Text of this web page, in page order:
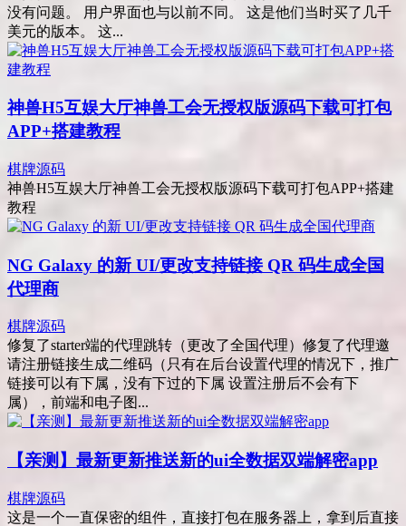
没有问题。 用户界面也与以前不同。 这是他们当时买了几千
美元的版本。 这...
神兽H5互娱大厅神兽工会无授权版源码下载可打包
APP+搭建教程
棋牌源码
神兽H5互娱大厅神兽工会无授权版源码下载可打包APP+搭建
教程
NG Galaxy 的新 UI/更改支持链接 QR 码生成全国
代理商
棋牌源码
修复了starter端的代理跳转（更改了全国代理）修复了代理邀
请注册链接生成二维码（只有在后台设置代理的情况下，推广
链接可以有下属，没有下过的下属 设置注册后不会有下
属），前端和电子图...
【亲测】最新更新推送新的ui全数据双端解密app
棋牌源码
这是一个一直保密的组件，直接打包在服务器上，拿到后直接